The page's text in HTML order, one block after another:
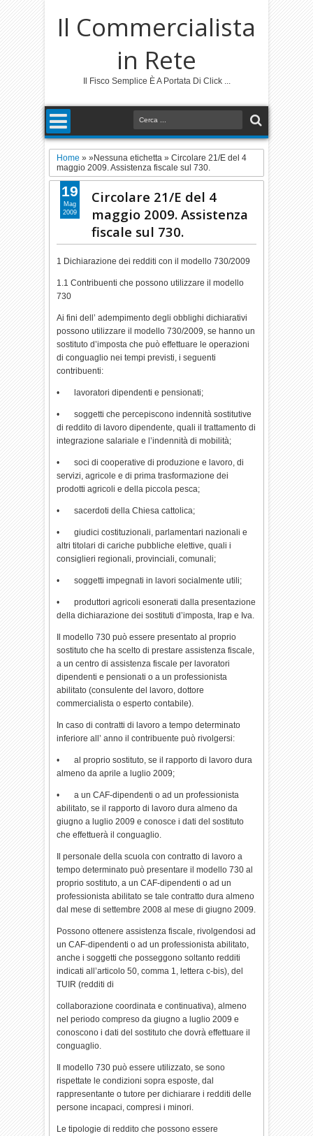
Il Commercialista
in Rete
Il Fisco Semplice È A Portata Di Click ...
Home » »Nessuna etichetta »Circolare 21/E del 4
maggio 2009. Assistenza fiscale sul 730.
Circolare 21/E del 4
maggio 2009. Assistenza
fiscale sul 730.
1 Dichiarazione dei redditi con il modello 730/2009
1.1 Contribuenti che possono utilizzare il modello
730
Ai fini dell’ adempimento degli obblighi dichiarativi
possono utilizzare il modello 730/2009, se hanno un
sostituto d’imposta che può effettuare le operazioni
di conguaglio nei tempi previsti, i seguenti
contribuenti:
• lavoratori dipendenti e pensionati;
• soggetti che percepiscono indennità sostitutive
di reddito di lavoro dipendente, quali il trattamento di
integrazione salariale e l’indennità di mobilità;
• soci di cooperative di produzione e lavoro, di
servizi, agricole e di prima trasformazione dei
prodotti agricoli e della piccola pesca;
• sacerdoti della Chiesa cattolica;
• giudici costituzionali, parlamentari nazionali e
altri titolari di cariche pubbliche elettive, quali i
consiglieri regionali, provinciali, comunali;
• soggetti impegnati in lavori socialmente utili;
• produttori agricoli esonerati dalla presentazione
della dichiarazione dei sostituti d’imposta, Irap e Iva.
Il modello 730 può essere presentato al proprio
sostituto che ha scelto di prestare assistenza fiscale,
a un centro di assistenza fiscale per lavoratori
dipendenti e pensionati o a un professionista
abilitato (consulente del lavoro, dottore
commercialista o esperto contabile).
In caso di contratti di lavoro a tempo determinato
inferiore all’ anno il contribuente può rivolgersi:
• al proprio sostituto, se il rapporto di lavoro dura
almeno da aprile a luglio 2009;
• a un CAF-dipendenti o ad un professionista
abilitato, se il rapporto di lavoro dura almeno da
giugno a luglio 2009 e conosce i dati del sostituto
che effettuerà il conguaglio.
Il personale della scuola con contratto di lavoro a
tempo determinato può presentare il modello 730 al
proprio sostituto, a un CAF-dipendenti o ad un
professionista abilitato se tale contratto dura almeno
dal mese di settembre 2008 al mese di giugno 2009.
Possono ottenere assistenza fiscale, rivolgendosi ad
un CAF-dipendenti o ad un professionista abilitato,
anche i soggetti che posseggono soltanto redditi
indicati all’articolo 50, comma 1, lettera c-bis), del
TUIR (redditi di
collaborazione coordinata e continuativa), almeno
nel periodo compreso da giugno a luglio 2009 e
conoscono i dati del sostituto che dovrà effettuare il
conguaglio.
Il modello 730 può essere utilizzato, se sono
rispettate le condizioni sopra esposte, dal
rappresentante o tutore per dichiarare i redditi delle
persone incapaci, compresi i minori.
Le tipologie di reddito che possono essere
19
Mag
2009